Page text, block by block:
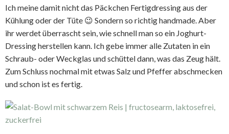
Ich meine damit nicht das Päckchen Fertigdressing aus der
Kühlung oder der Tüte 😉 Sondern so richtig handmade. Aber
ihr werdet überrascht sein, wie schnell man so ein Joghurt-
Dressing herstellen kann. Ich gebe immer alle Zutaten in ein
Schraub- oder Weckglas und schüttel dann, was das Zeug hält.
Zum Schluss nochmal mit etwas Salz und Pfeffer abschmecken
und schon ist es fertig.